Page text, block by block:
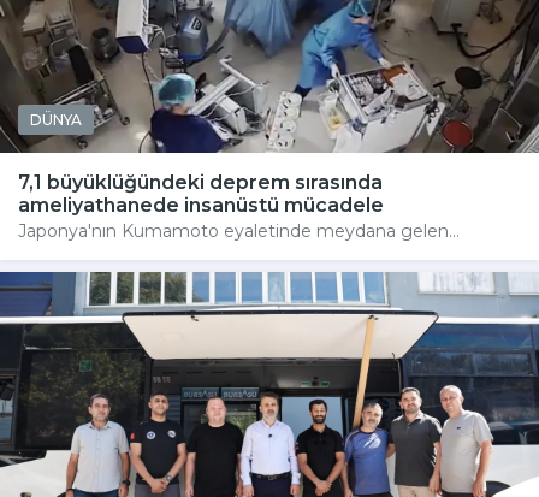
DÜNYA
7,1 büyüklüğündeki deprem sırasında
ameliyathanede insanüstü mücadele
Japonya'nın Kumamoto eyaletinde meydana gelen...